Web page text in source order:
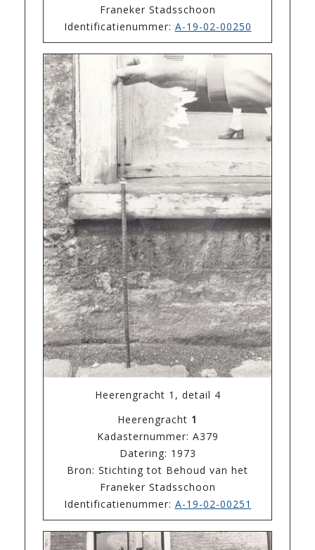
Franeker Stadsschoon
Identificatienummer: A-19-02-00250
Heerengracht 1, detail 4
Heerengracht 1
Kadasternummer: A379
Datering: 1973
Bron: Stichting tot Behoud van het
Franeker Stadsschoon
Identificatienummer: A-19-02-00251